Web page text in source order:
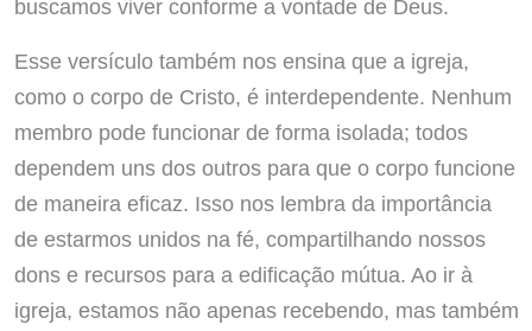
buscamos viver conforme a vontade de Deus.
Esse versículo também nos ensina que a igreja,
como o corpo de Cristo, é interdependente. Nenhum
membro pode funcionar de forma isolada; todos
dependem uns dos outros para que o corpo funcione
de maneira eficaz. Isso nos lembra da importância
de estarmos unidos na fé, compartilhando nossos
dons e recursos para a edificação mútua. Ao ir à
igreja, estamos não apenas recebendo, mas também